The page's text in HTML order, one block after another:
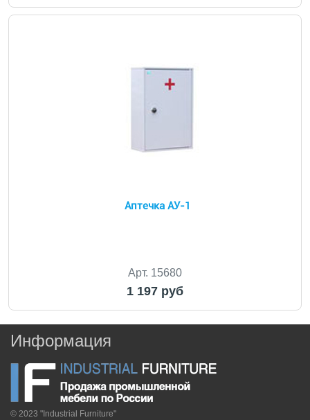
Аптечка АУ-1
Арт. 15680
1 197 руб
Информация
© 2023 "Industrial Furniture"